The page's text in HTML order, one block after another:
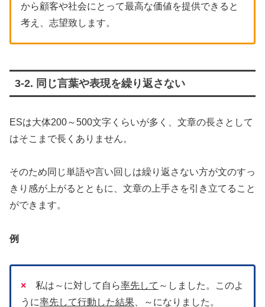
から顧客や社会にとって最高な価値を提供できると
考え、志望致します。
3-2. 同じ言葉や表現を繰り返さない
ESは大体200～500文字くらいが多く、文章の長さとして
はそこまで長くありません。
そのため同じ単語や言い回しは繰り返さない方が文のすっ
きり感が上がるとともに、文章の上手さを引き立てること
ができます。
例
× 私は～に対して自ら率先して ～しました。このよ
うに率先して行動した結果 、～になりました。